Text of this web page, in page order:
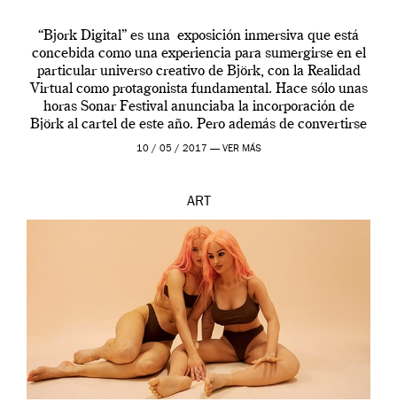
“Bjork Digital” es una exposición inmersiva que está
concebida como una experiencia para sumergirse en el
particular universo creativo de Björk, con la Realidad
Virtual como protagonista fundamental. Hace sólo unas
horas Sonar Festival anunciaba la incorporación de
Björk al cartel de este año. Pero además de convertirse
en una de las actuaciones más relevantes […]
10 / 05 / 2017 — VER MÁS
ART